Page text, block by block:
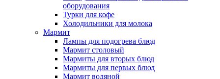
оборудования
Турки для кофе
Холодильники для молока
Мармит
Лампы для подогрева блюд
Мармит столовый
Мармиты для вторых блюд
Мармиты для первых блюд
Мармит водяной